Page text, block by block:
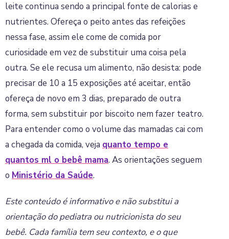
leite continua sendo a principal fonte de calorias e
nutrientes. Ofereça o peito antes das refeições
nessa fase, assim ele come de comida por
curiosidade em vez de substituir uma coisa pela
outra. Se ele recusa um alimento, não desista: pode
precisar de 10 a 15 exposições até aceitar, então
ofereça de novo em 3 dias, preparado de outra
forma, sem substituir por biscoito nem fazer teatro.
Para entender como o volume das mamadas cai com
a chegada da comida, veja quanto tempo e
quantos ml o bebê mama. As orientações seguem
o Ministério da Saúde.
Este conteúdo é informativo e não substitui a
orientação do pediatra ou nutricionista do seu
bebê. Cada família tem seu contexto, e o que